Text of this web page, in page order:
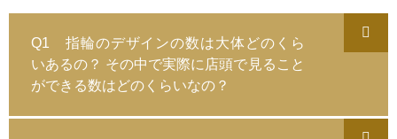
Q1 指輪のデザインの数は大体どのくら
いあるの？ その中で実際に店頭で見ること
ができる数はどのくらいなの？